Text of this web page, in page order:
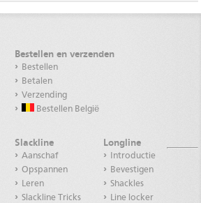
Bestellen en verzenden
Bestellen
Betalen
Verzending
Bestellen België
Slackline
Aanschaf
Opspannen
Leren
Slackline Tricks
Longline
Introductie
Bevestigen
Shackles
Line locker